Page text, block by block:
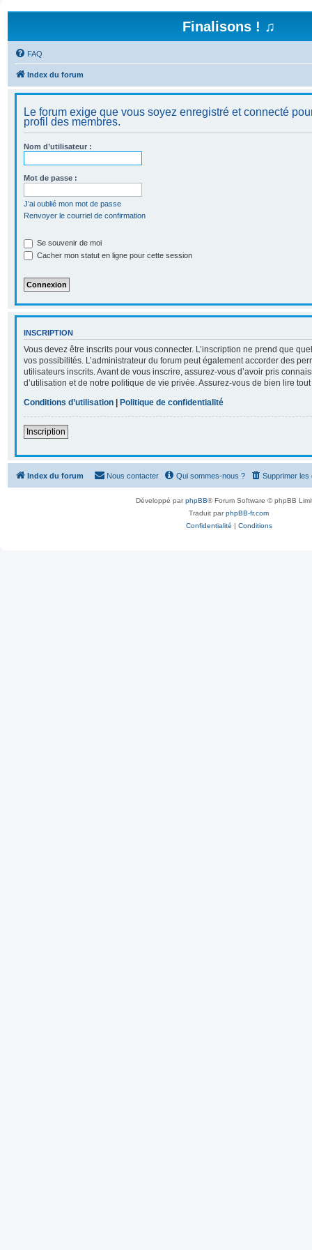
Finalisons ! ♫
FAQ
Index du forum
Le forum exige que vous soyez enregistré et connecté
profil des membres.
Nom d’utilisateur :
Mot de passe :
J’ai oublié mon mot de passe
Renvoyer le courriel de confirmation
Se souvenir de moi
Cacher mon statut en ligne pour cette session
INSCRIPTION
Vous devez être inscrits pour vous connecter. L’inscription ne prend que
vos possibilités. L’administrateur du forum peut également accorder des
utilisateurs inscrits. Avant de vous inscrire, assurez-vous d’avoir pris
d’utilisation et de notre politique de vie privée. Assurez-vous de bien lire
Conditions d’utilisation | Politique de confidentialité
Inscription
Index du forum Supprimer les
Qui sommes-nous ?
Nous contacter
Développé parphpBB® Forum Software © phpBB
Traduit parphpBB-fr.com
Confidentialité | Conditions